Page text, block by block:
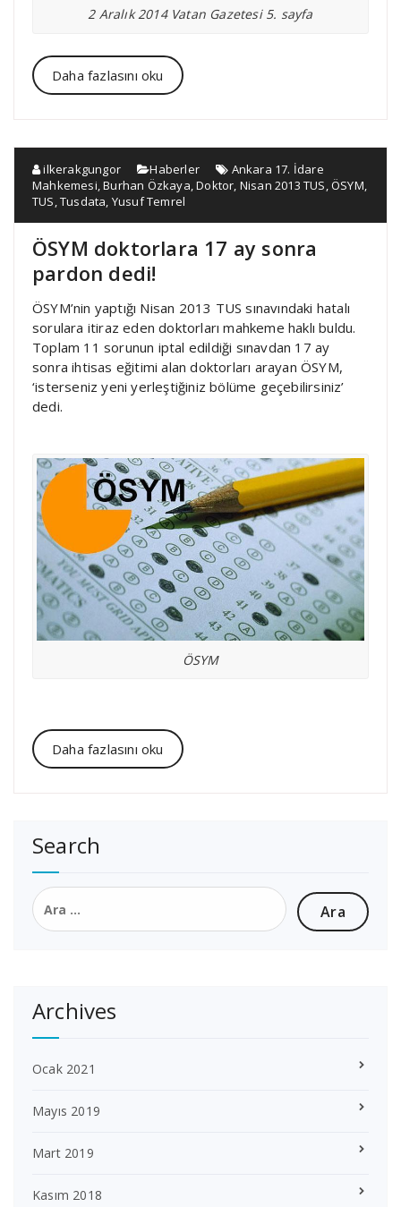
2 Aralık 2014 Vatan Gazetesi 5. sayfa
Daha fazlasını oku
ilkerakgungor Haberler
Ankara 17. İdare
Mahkemesi,Burhan Özkaya,Doktor, Nisan 2013 TUS,ÖSYM,
TUS,Tusdata, Yusuf Temrel
ÖSYM doktorlara 17 ay sonra
pardon dedi!
ÖSYM’nin yaptığı Nisan 2013 TUS sınavındaki hatalı
sorulara itiraz eden doktorları mahkeme haklı buldu.
Toplam 11 sorunun iptal edildiği sınavdan 17 ay
sonra ihtisas eğitimi alan doktorları arayan ÖSYM,
‘isterseniz yeni yerleştiğiniz bölüme geçebilirsiniz’
dedi.
ÖSYM
Daha fazlasını oku
Search
Arama:
Archives
Ocak 2021
Mayıs 2019
Mart 2019
Kasım 2018